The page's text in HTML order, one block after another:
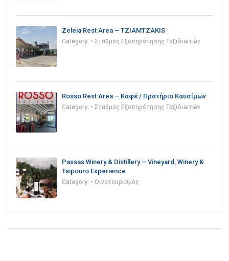
Zeleia Rest Area – TZIAMTZAKIS
Category: • Σταθμός Εξυπηρέτησης Ταξιδιωτών
Rosso Rest Area – Καφέ / Πρατήριο Καυσίμων
Category: • Σταθμός Εξυπηρέτησης Ταξιδιωτών
Passas Winery & Distillery – Vineyard, Winery &
Tsipouro Experience
Category: • Οινοτουρισμός